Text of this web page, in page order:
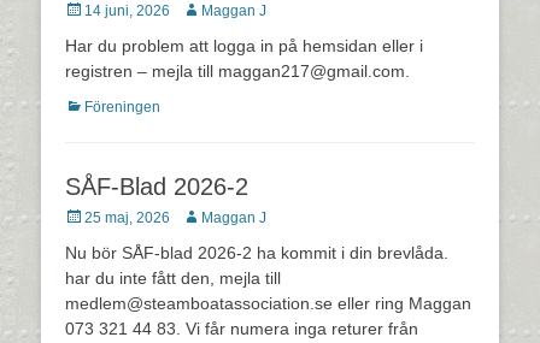
Postades
14 juni, 2026 Författare
Maggan J
Har du problem att logga in på hemsidan eller i
registren – mejla till maggan217@gmail.com.
Kategorier
Föreningen
SÅF-Blad 2026-2
Postades
25 maj, 2026 Författare
Maggan J
Nu bör SÅF-blad 2026-2 ha kommit i din brevlåda.
har du inte fått den, mejla till
medlem@steamboatassociation.se eller ring Maggan
073 321 44 83. Vi får numera inga returer från